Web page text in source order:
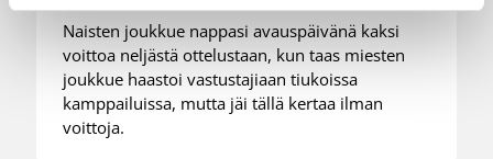
Naisten joukkue nappasi avauspäivänä kaksi
voittoa neljästä ottelustaan, kun taas miesten
joukkue haastoi vastustajiaan tiukoissa
kamppailuissa, mutta jäi tällä kertaa ilman
voittoja.